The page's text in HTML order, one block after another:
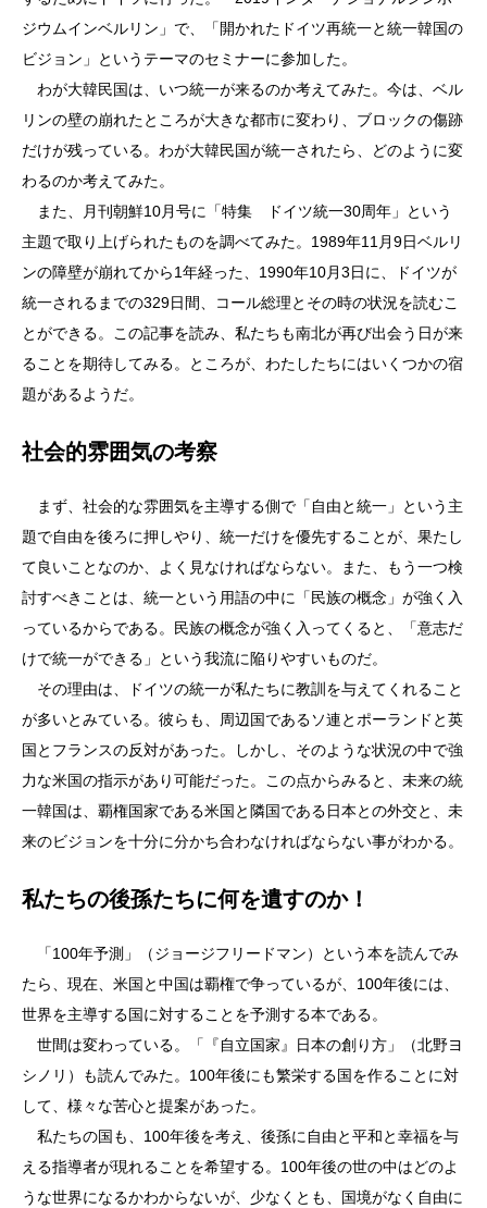
ジウムインベルリン」で、「開かれたドイツ再統一と統一韓国の
ビジョン」というテーマのセミナーに参加した。
わが大韓民国は、いつ統一が来るのか考えてみた。今は、ベル
リンの壁の崩れたところが大きな都市に変わり、ブロックの傷跡
だけが残っている。わが大韓民国が統一されたら、どのように変
わるのか考えてみた。
また、月刊朝鮮10月号に「特集 ドイツ統一30周年」という
主題で取り上げられたものを調べてみた。1989年11月9日ベルリ
ンの障壁が崩れてから1年経った、1990年10月3日に、ドイツが
統一されるまでの329日間、コール総理とその時の状況を読むこ
とができる。この記事を読み、私たちも南北が再び出会う日が来
ることを期待してみる。ところが、わたしたちにはいくつかの宿
題があるようだ。
社会的雰囲気の考察
まず、社会的な雰囲気を主導する側で「自由と統一」という主
題で自由を後ろに押しやり、統一だけを優先することが、果たし
て良いことなのか、よく見なければならない。また、もう一つ検
討すべきことは、統一という用語の中に「民族の概念」が強く入
っているからである。民族の概念が強く入ってくると、「意志だ
けで統一ができる」という我流に陥りやすいものだ。
その理由は、ドイツの統一が私たちに教訓を与えてくれること
が多いとみている。彼らも、周辺国であるソ連とポーランドと英
国とフランスの反対があった。しかし、そのような状況の中で強
力な米国の指示があり可能だった。この点からみると、未来の統
一韓国は、覇権国家である米国と隣国である日本との外交と、未
来のビジョンを十分に分かち合わなければならない事がわかる。
私たちの後孫たちに何を遺すのか！
「100年予測」（ジョージフリードマン）という本を読んでみ
たら、現在、米国と中国は覇権で争っているが、100年後には、
世界を主導する国に対することを予測する本である。
世間は変わっている。「『自立国家』日本の創り方」（北野ヨ
シノリ）も読んでみた。100年後にも繁栄する国を作ることに対
して、様々な苦心と提案があった。
私たちの国も、100年後を考え、後孫に自由と平和と幸福を与
える指導者が現れることを希望する。100年後の世の中はどのよ
うな世界になるかわからないが、少なくとも、国境がなく自由に